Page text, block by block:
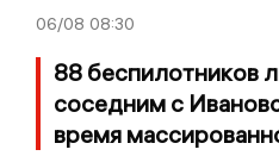
06/08 08:30
88 беспилотников
соседним с
время